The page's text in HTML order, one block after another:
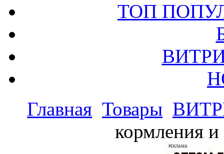
ТОП
Главная Товары
кормления и
РЕКЛАМА